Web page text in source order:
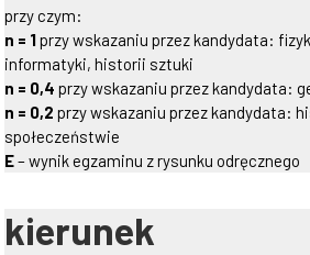
przy czym:
n = 1przy wskazaniu przez kandydata:
informatyki, historii sztuki
n = 0,4 przy wskazaniu przez kandydata:
n = 0,2 przy wskazaniu przez kandydata:
społeczeństwie
E– wynik egzaminu z rysunku odręcznego
kierunek